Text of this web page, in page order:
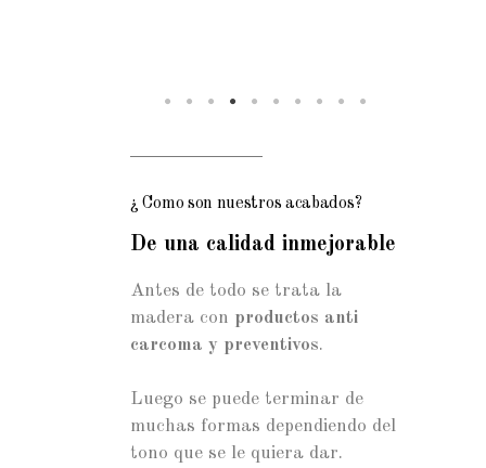
¿ Como son nuestros acabados?
De una calidad inmejorable
Antes de todo se trata la
madera con productos anti
carcoma y preventivos.
Luego se puede terminar de
muchas formas dependiendo del
tono que se le quiera dar.